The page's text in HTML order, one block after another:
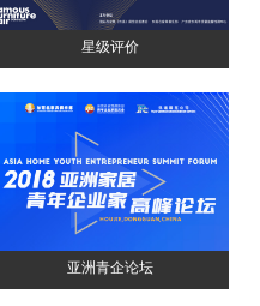
星级评价
亚洲青企论坛